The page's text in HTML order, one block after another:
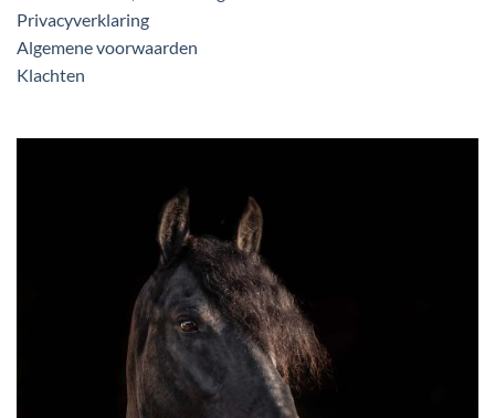
Privacyverklaring
Algemene voorwaarden
Klachten